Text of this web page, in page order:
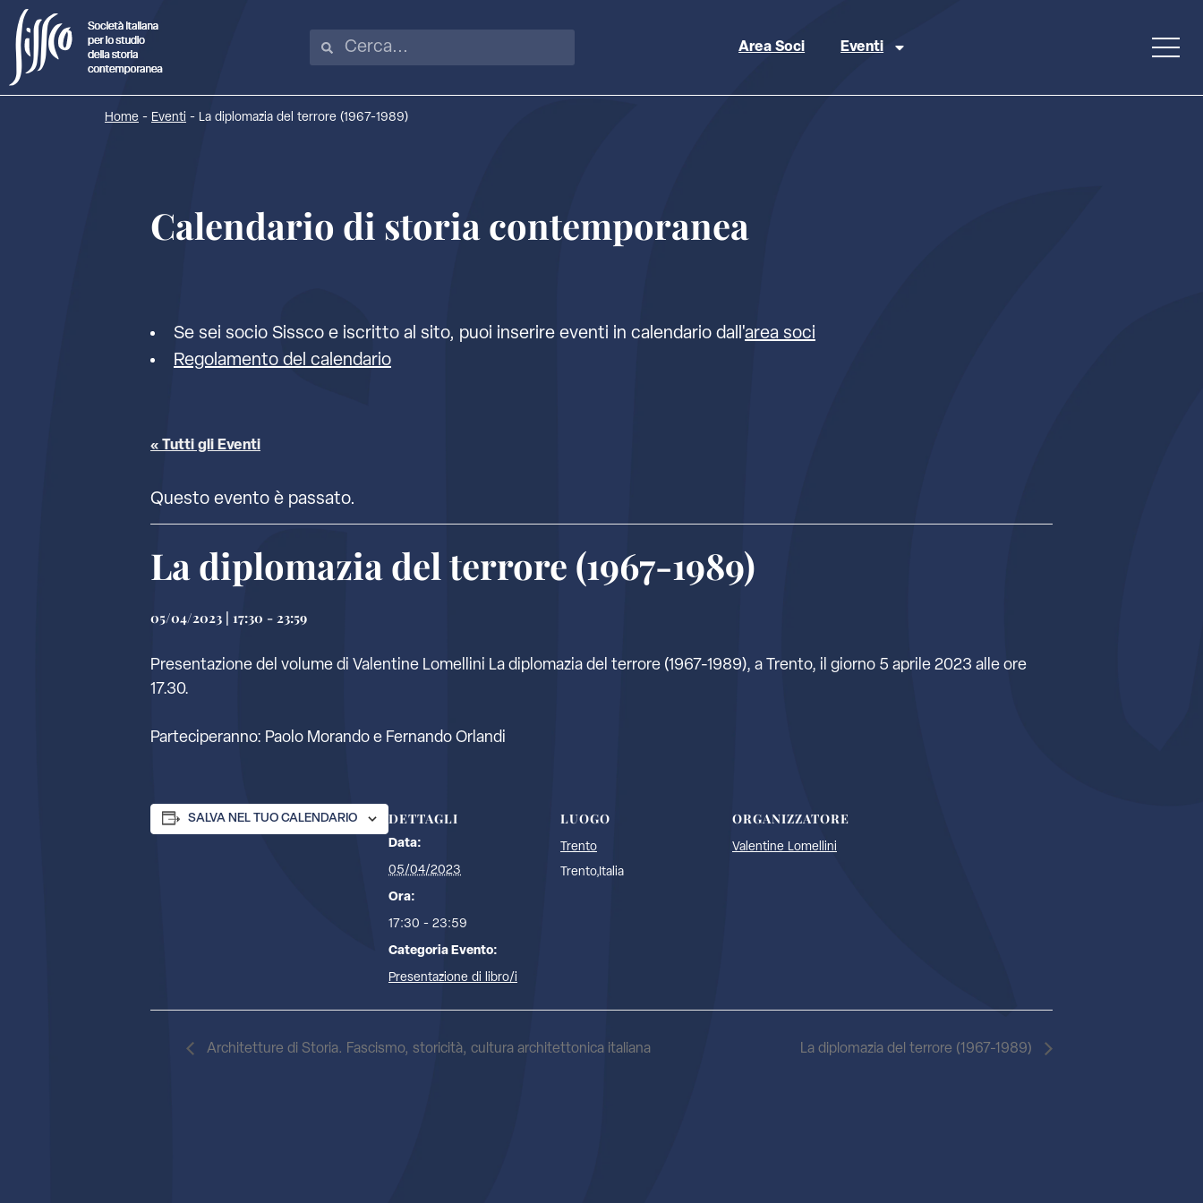
Area Soci Eventi
Home - Eventi - La diplomazia del terrore (1967-1989)
Calendario di storia contemporanea
Se sei socio Sissco e iscritto al sito, puoi inserire eventi in calendario dall'area soci
Regolamento del calendario
« Tutti gli Eventi
Questo evento è passato.
La diplomazia del terrore (1967-1989)
05/04/2023 | 17:30 - 23:59
Presentazione del volume di Valentine Lomellini La diplomazia del terrore (1967-1989), a Trento, il giorno 5 aprile 2023 alle ore
17.30.
Parteciperanno: Paolo Morando e Fernando Orlandi
SALVA NEL TUO CALENDARIO DETTAGLI
Data:
05/04/2023
Ora:
17:30 - 23:59
Categoria Evento:
Presentazione di libro/i
LUOGO
Trento
Trento,Italia
ORGANIZZATORE
Valentine Lomellini
Architetture di Storia. Fascismo, storicità, cultura architettonica italiana La diplomazia del terrore (1967-1989)